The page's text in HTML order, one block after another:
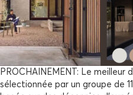
PROCHAINEMENT: Le meilleur
sélectionnée par un groupe de